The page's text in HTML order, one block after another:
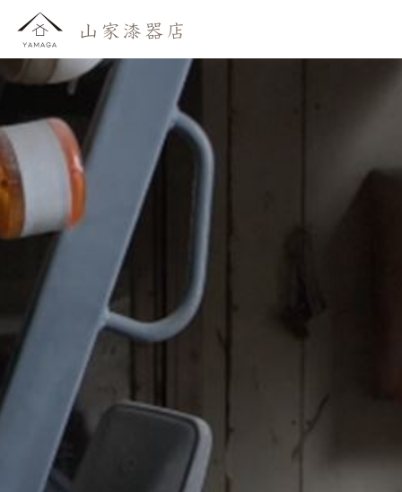
おしらせ
わたしたち
かいもの
よみもの
おといあわせ
ご利用ガイド